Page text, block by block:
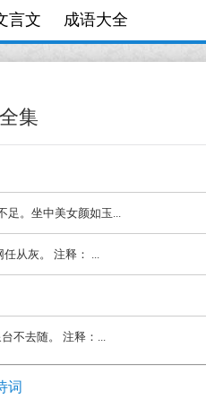
言文 成语大全
集
足。坐中美女颜如玉...
从灰。 注释： ...
不去随。 注释：...
词